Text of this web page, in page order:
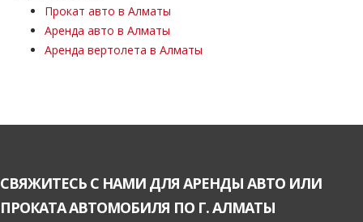
Прокат авто в Алматы
Аренда авто в Алматы
Аренда вертолета в Алматы
СВЯЖИТЕСЬ С НАМИ ДЛЯ АРЕНДЫ АВТО ИЛИ
ПРОКАТА АВТОМОБИЛЯ ПО Г. АЛМАТЫ